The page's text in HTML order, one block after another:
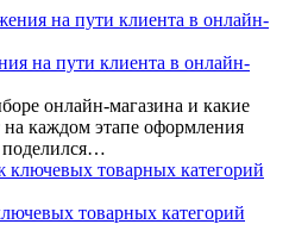
на пути клиента в онлайн-
онлайн-магазина и какие
каждом этапе оформления
поделился…
товарных категорий